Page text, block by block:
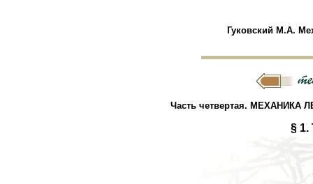
Гуковский М.А.
Часть четвертая. МЕХАНИКА
§ 1.